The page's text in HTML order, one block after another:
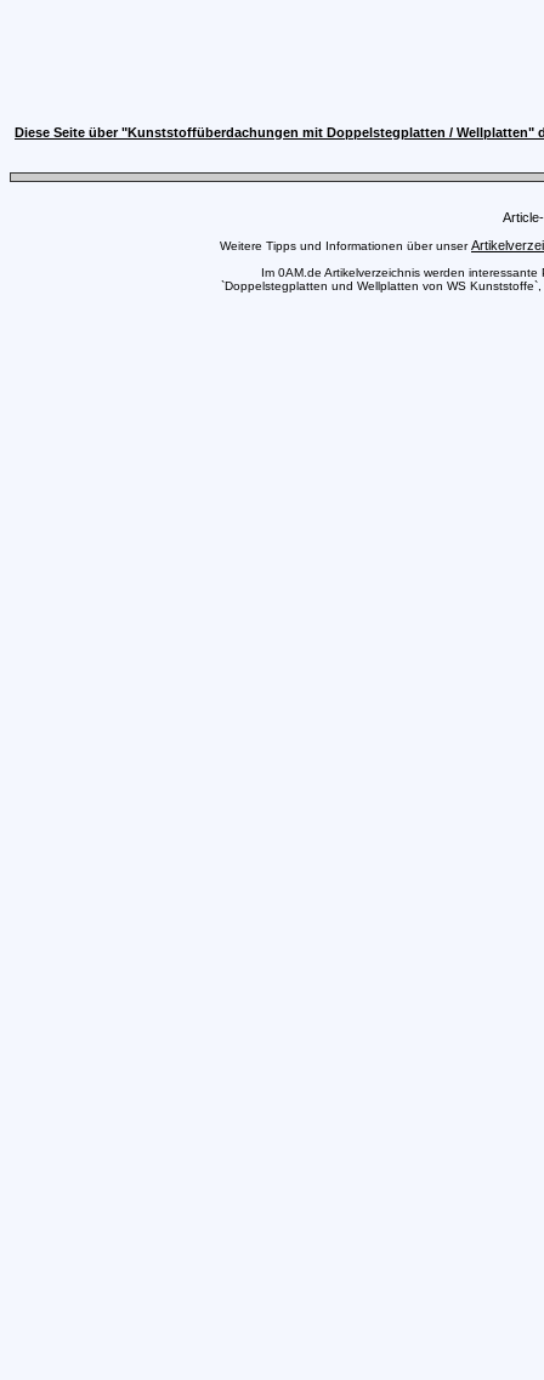
Diese Seite über "Kunststoffüberdachungen mit Doppelstegplatten / Wellplatten"
Weitere Tipps und Informationen über unser
Im 0AM.de Artikelverzeichnis werden
`Doppelstegplatten und Wellplatten von WS